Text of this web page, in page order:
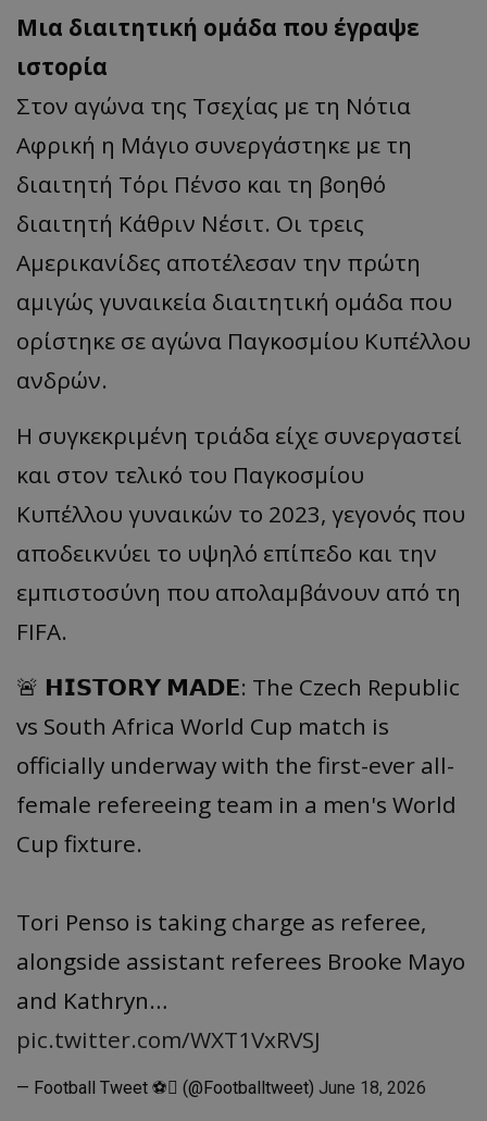
Μια διαιτητική ομάδα που έγραψε
ιστορία
Στον αγώνα της Τσεχίας με τη Νότια
Αφρική η Μάγιο συνεργάστηκε με τη
διαιτητή Τόρι Πένσο και τη βοηθό
διαιτητή Κάθριν Νέσιτ. Οι τρεις
Αμερικανίδες αποτέλεσαν την πρώτη
αμιγώς γυναικεία διαιτητική ομάδα που
ορίστηκε σε αγώνα Παγκοσμίου Κυπέλλου
ανδρών.
Η συγκεκριμένη τριάδα είχε συνεργαστεί
και στον τελικό του Παγκοσμίου
Κυπέλλου γυναικών το 2023, γεγονός που
αποδεικνύει το υψηλό επίπεδο και την
εμπιστοσύνη που απολαμβάνουν από τη
FIFA.
🚨 𝗛𝗜𝗦𝗧𝗢𝗥𝗬 𝗠𝗔𝗗𝗘: The Czech Republic
vs South Africa World Cup match is
officially underway with the first-ever all-
female refereeing team in a men's World
Cup fixture.
Tori Penso is taking charge as referee,
alongside assistant referees Brooke Mayo
and Kathryn…
pic.twitter.com/WXT1VxRVSJ
— Football Tweet ⚽ (@Footballtweet) June 18, 2026